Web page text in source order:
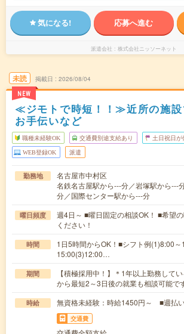
気になる! 応募へ進む
派遣会社 株式会社ニッソーネット
未読
NEW
掲載日 2026/08/04
≪ジモトで時短！！≫近所の施設
お手伝いなど
職種未経験OK 交通費別途支給あり 土日祝日が
WEB登録OK 派遣
勤務地
名古屋市中村区
名鉄名古屋駅から---分／岩塚駅から---
分／国際センター駅から---分
曜日頻度
週4日～ ■曜日固定の相談OK！ ■希望
ください！
時間
1日5時間からOK！■シフト例(1)8:00
15:00(3)12:00…
期間
【積極採用中！】＊1年以上勤務して
から最短2～3日後の就業も相談可能で
時給 無資格未経験：時給1450円～ ■週払
交通費